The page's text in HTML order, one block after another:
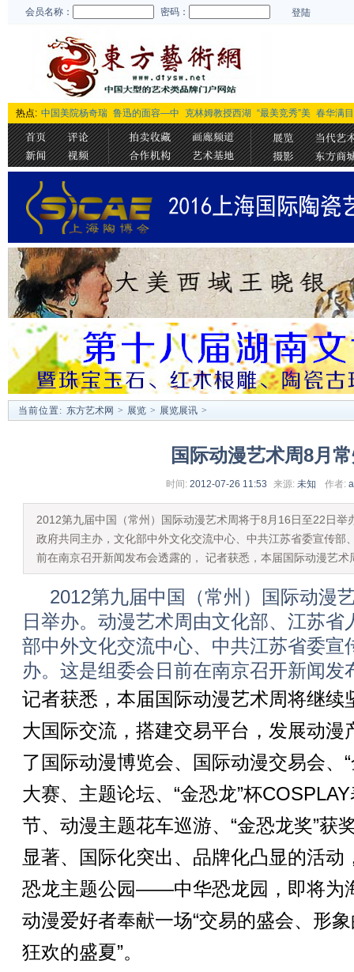
会员名称： 密码： 登陆
热点: 中国美院杨奇瑞 鲁迅的面容—中 克林姆教授西湖 “最美竞秀”美 春华满
当前位置: 东方艺术网 > 展览 > 展览展讯 >
国际动漫艺术周8月
时间: 2012-07-26 11:53 来源: 未知 作者:
2012第九届中国（常州）国际动漫艺术周将于8月16日至22日举
政府共同主办，文化部中外文化交流中心、中共江苏省委宣传部
前在南京召开新闻发布会透露的， 记者获悉，本届国际动漫艺术
2012第九届中国（常州）国际动漫
日举办。动漫艺术周由文化部、江苏
部中外文化交流中心、中共江苏省委宣
办。这是组委会日前在南京召开新闻发
记者获悉，本届国际动漫艺术周将继续
大国际交流，搭建交易平台，发展动漫
了国际动漫博览会、国际动漫交易会、
大赛、主题论坛、“金恐龙”杯
节、动漫主题花车巡游、“金恐龙奖”获
显著、国际化突出、品牌化凸显的活动
恐龙主题公园——中华恐龙园，即将为
动漫爱好者奉献一场“交易的盛会、形
狂欢的盛夏”。